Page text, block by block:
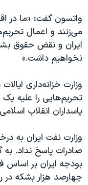
واتسون گفت: «ما در
می‌زنند و اعمال
ایران و نقض حقوق
نخواهیم داشت.»
وزارت خزانه‌داری
تحریم‌هایی را علیه
پاسداران انقلاب
وزارت نفت ایران به
صادرات پاسخ نداد.
بودجه ایران بر اساس
چهارصد هزار بشکه